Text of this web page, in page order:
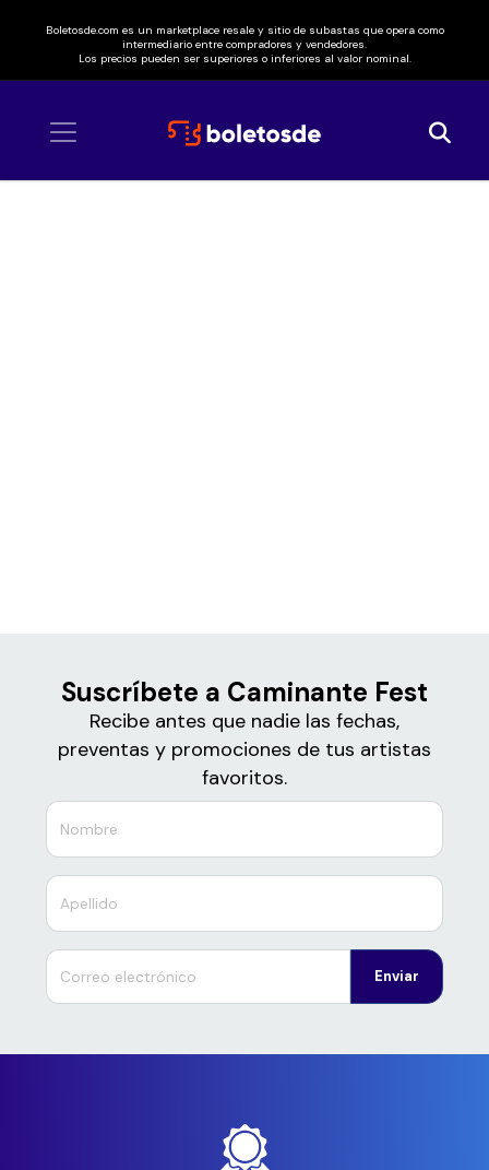
Boletosde.com es un marketplace resale y sitio de subastas que opera como
intermediario entre compradores y vendedores.
Los precios pueden ser superiores o inferiores al valor nominal.
Suscríbete a Caminante Fest
Recibe antes que nadie las fechas,
preventas y promociones de tus artistas
favoritos.
Enviar